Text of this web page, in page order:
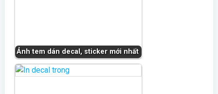
Ảnh tem dán decal, sticker mới nhất